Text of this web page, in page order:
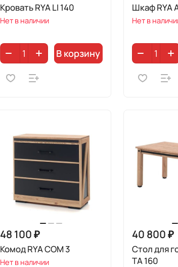
Кровать RYA LI 140
Нет в наличии
В корзину
Шкаф RYA
Нет в
48 100 ₽
Комод RYA COM 3
Нет в наличии
40 800 ₽
Стол для
TA 160